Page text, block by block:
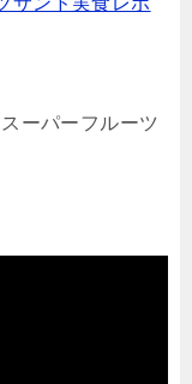
ーパーフルーツ